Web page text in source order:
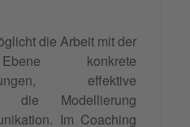
die Arbeit mit der
konkrete
effektive
die Modellierung
Im Coaching